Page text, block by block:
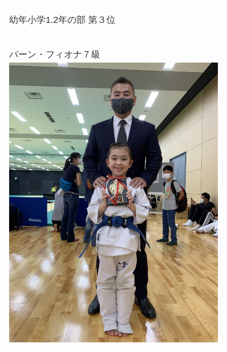
幼年小学1.2年の部 第３位
バーン・フィオナ７級